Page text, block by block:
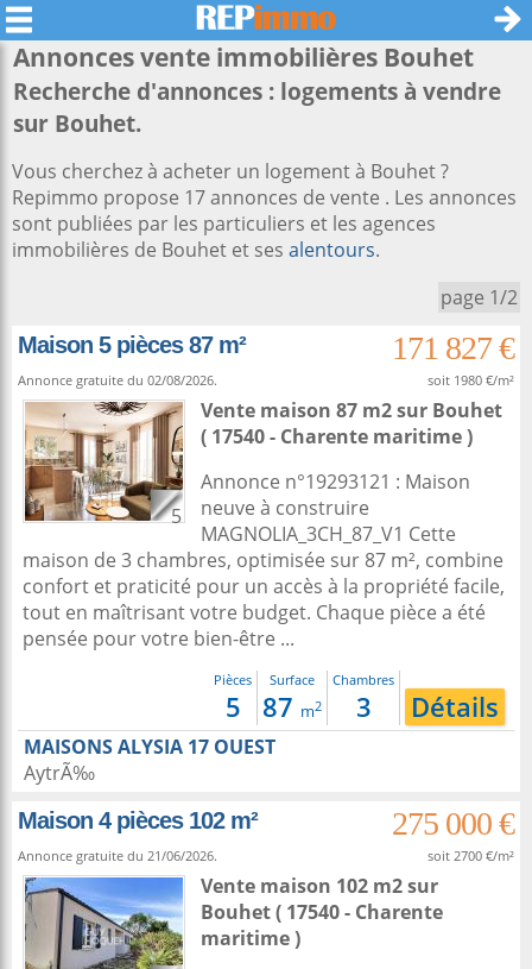
Annonces vente immobilières Bouhet
Recherche d'annonces : logements à vendre
sur Bouhet.
Vous cherchez à acheter un logement à Bouhet ?
Repimmo propose 17 annonces de vente . Les annonces
sont publiées par les particuliers et les agences
immobilières de Bouhet et ses alentours.
page 1/2
Maison 5 pièces 87 m²
171 827 €
Annonce gratuite du 02/08/2026. soit 1980 €/m²
5
Vente maison 87 m2sur Bouhet
( 17540 - Charente maritime )
Annonce n°19293121 : Maison
neuve à construire
MAGNOLIA_3CH_87_V1 Cette
maison de 3 chambres, optimisée sur 87 m², combine
confort et praticité pour un accès à la propriété facile,
tout en maîtrisant votre budget. Chaque pièce a été
pensée pour votre bien-être ...
Pièces
5
Surface
87 m2
Chambres
3 Détails
MAISONS ALYSIA 17 OUEST
AytrÃ‰
Maison 4 pièces 102 m²
275 000 €
Annonce gratuite du 21/06/2026. soit 2700 €/m²
Vente maison 102 m2sur
Bouhet( 17540 - Charente
maritime )